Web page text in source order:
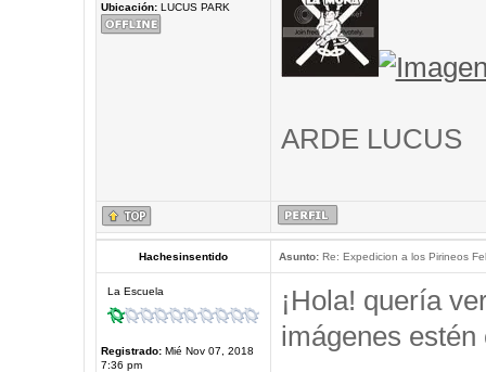
Ubicación:LUCUS PARK
ARDE LUCUS
Hachesinsentido Asunto:Re: Expedicion a los Pirineos
La Escuela
Registrado:Mié Nov 07, 2018
7:36 pm
¡Hola! quería
imágenes